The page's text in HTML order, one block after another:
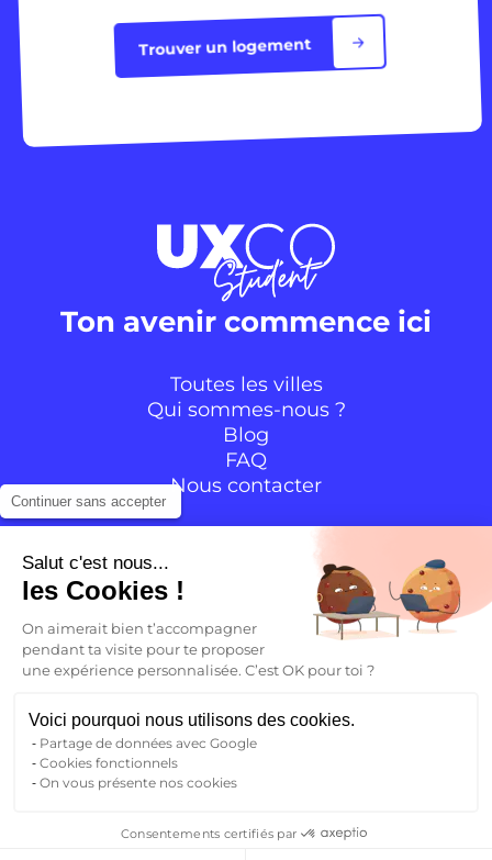
Trouver un logement
Ton avenir commence ici
Toutes les villes
Qui sommes-nous ?
Blog
FAQ
Nous contacter
YouTubeLinkedIn
FR
Continuer sans accepter
Salut c'est nous...
les Cookies !
On aimerait bien t’accompagner
pendant ta visite pour te proposer
une expérience personnalisée. C’est OK pour toi ?
Voici pourquoi nous utilisons des cookies.
Partage de données avec Google
Cookies fonctionnels
On vous présente nos cookies
Consentements certifiés par